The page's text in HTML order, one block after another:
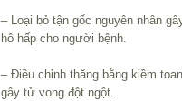
– Loại bỏ tận gốc nguyên nhân
hô hấp cho người bệnh.
– Điều chỉnh thăng bằng kiềm
gây tử vong đột ngột.